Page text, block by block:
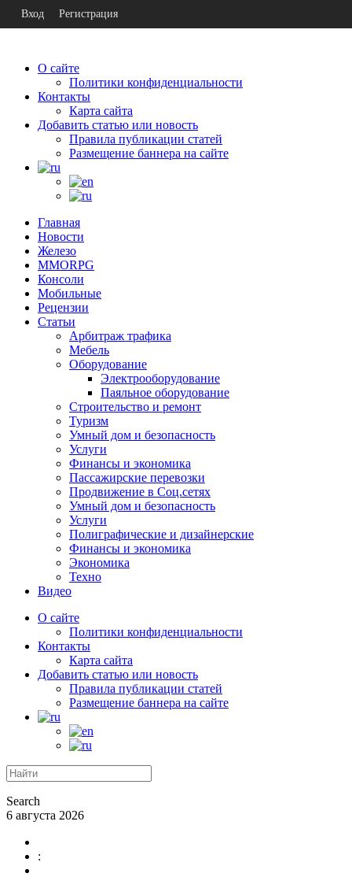
О сайте
Политики конфиденциальности
Контакты
Карта сайта
Добавить статью или новость
Правила публикации статей
Размещение баннера на сайте
Главная
Новости
Железо
MMORPG
Консоли
Мобильные
Рецензии
Статьи
Арбитраж трафика
Мебель
Оборудование
Электрооборудование
Паяльное оборудование
Строительство и ремонт
Туризм
Умный дом и безопасность
Услуги
Финансы и экономика
Пассажирские перевозки
Продвижение в Соц.сетях
Умный дом и безопасность
Услуги
Полиграфические и дизайнерские
Финансы и экономика
Экономика
Техно
Видео
О сайте
Политики конфиденциальности
Контакты
Карта сайта
Добавить статью или новость
Правила публикации статей
Размещение баннера на сайте
Search
6 августа 2026
:
Вход Регистрация